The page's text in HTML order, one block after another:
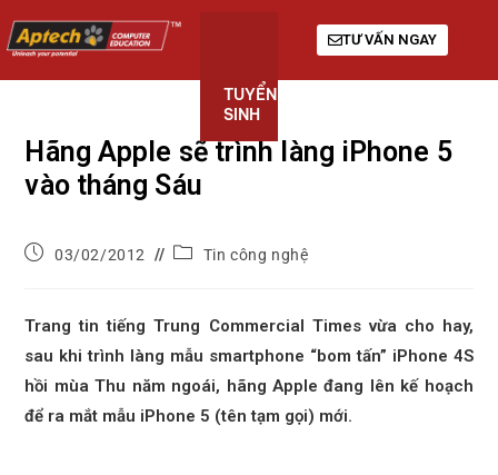
TUYỂN
SINH
TƯ VẤN NGAY
Hãng Apple sẽ trình làng iPhone 5
vào tháng Sáu
03/02/2012 Tin công nghệ
Trang tin tiếng Trung Commercial Times vừa cho hay,
sau khi trình làng mẫu smartphone “bom tấn” iPhone 4S
hồi mùa Thu năm ngoái, hãng Apple đang lên kế hoạch
để ra mắt mẫu iPhone 5 (tên tạm gọi) mới.